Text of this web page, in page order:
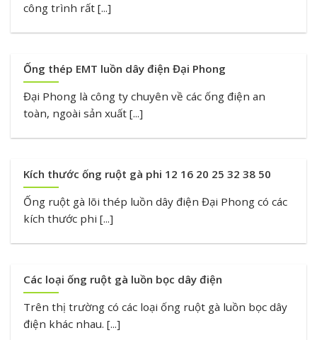
công trình rất [...]
Ống thép EMT luồn dây điện Đại Phong
Đại Phong là công ty chuyên về các ống điện an
toàn, ngoài sản xuất [...]
Kích thước ống ruột gà phi 12 16 20 25 32 38 50
Ống ruột gà lõi thép luồn dây điện Đại Phong có các
kích thước phi [...]
Các loại ống ruột gà luồn bọc dây điện
Trên thị trường có các loại ống ruột gà luồn bọc dây
điện khác nhau. [...]